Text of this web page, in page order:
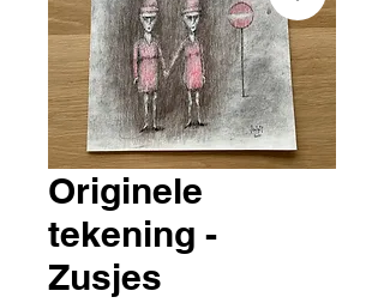
Originele
tekening -
Zusjes